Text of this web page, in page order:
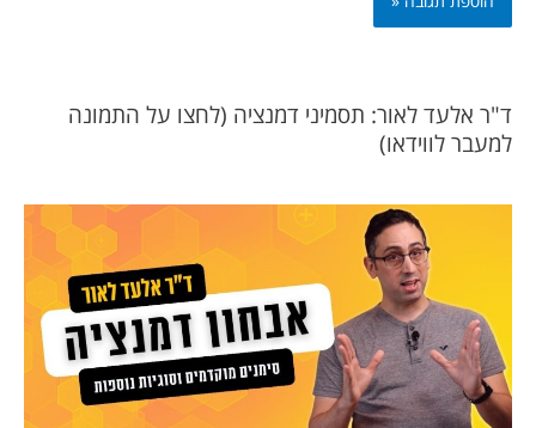
ד"ר אלעד לאור: תסמיני דמנציה (לחצו על התמונה
למעבר לווידאו)